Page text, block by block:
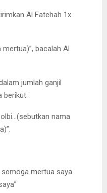
Al Fatehah 1x
bacalah Al
jumlah ganjil
berikut :
nama
semoga mertua saya